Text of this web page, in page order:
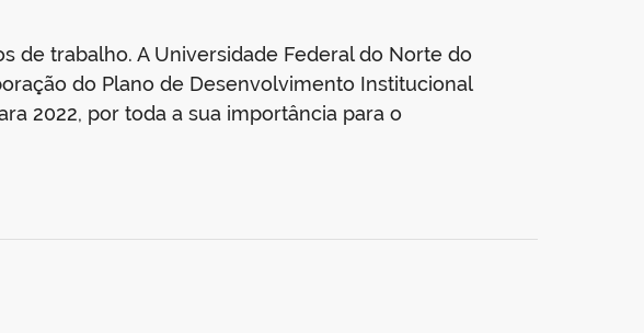
de trabalho. A Universidade Federal do Norte do
do Plano de Desenvolvimento Institucional
2022, por toda a sua importância para o